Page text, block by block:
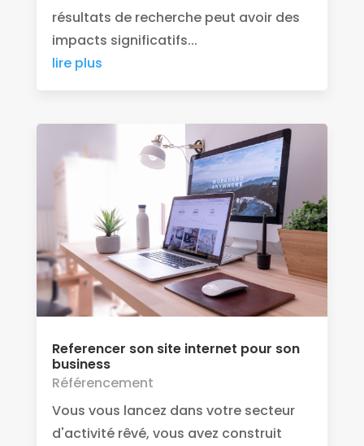
résultats de recherche peut avoir des
impacts significatifs...
lire plus
Referencer son site internet pour son
business
Référencement
Vous vous lancez dans votre secteur
d'activité rêvé, vous avez construit